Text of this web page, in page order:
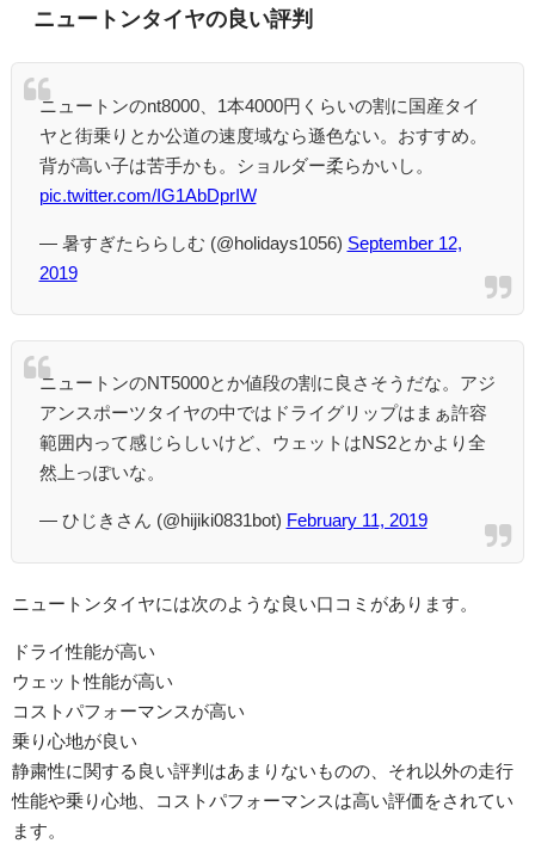
ニュートンタイヤの良い評判
ニュートンのnt8000、1本4000円くらいの割に国産タイ
ヤと街乗りとか公道の速度域なら遜色ない。おすすめ。
背が高い子は苦手かも。ショルダー柔らかいし。
pic.twitter.com/IG1AbDprIW
— 暑すぎたららしむ (@holidays1056) September 12,
2019
ニュートンのNT5000とか値段の割に良さそうだな。アジ
アンスポーツタイヤの中ではドライグリップはまぁ許容
範囲内って感じらしいけど、ウェットはNS2とかより全
然上っぽいな。
— ひじきさん (@hijiki0831bot) February 11, 2019
ニュートンタイヤには次のような良い口コミがあります。
ドライ性能が高い
ウェット性能が高い
コストパフォーマンスが高い
乗り心地が良い
静粛性に関する良い評判はあまりないものの、それ以外の走行
性能や乗り心地、コストパフォーマンスは高い評価をされてい
ます。